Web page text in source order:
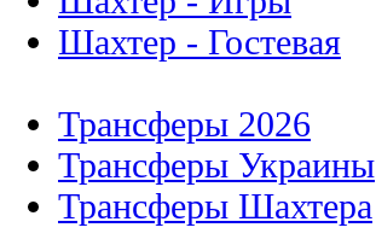
Шахтер - Гостевая
Трансферы 2026
Трансферы Украины
Трансферы Шахтера